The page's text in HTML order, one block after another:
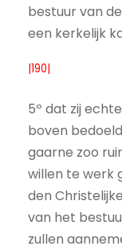
bestuur van
een kerkelijk
|190|
5º dat zij
boven
gaarne zoo
willen te werk
den
van het
zullen